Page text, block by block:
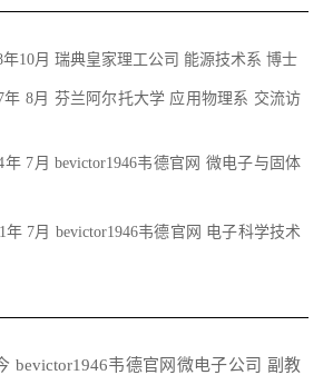
年10月 瑞典皇家理工公司 能源技术系 博士
年 8月 芬兰阿尔托大学 应用物理系 交流访
年7 月 bevictor1946韦德官网 微电子与固体
年 7月 bevictor1946韦德官网 电子科学技术
bevictor1946韦德官网微电子公司 副教